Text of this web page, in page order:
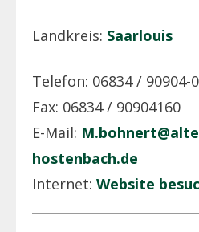
Landkreis: Saarlouis
Telefon: 06834 / 90904-0
Fax: 06834 / 90904160
E-Mail:
hostenbach.de
Internet: Website